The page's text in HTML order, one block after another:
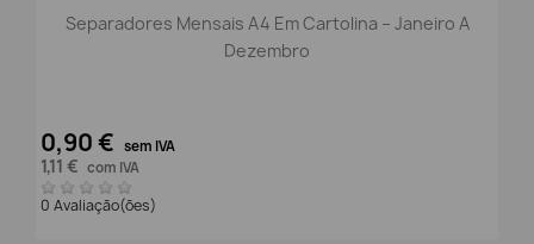
Separadores Mensais A4 Em Cartolina – Janeiro A
Dezembro
0,90 € sem IVA
1,11 € com IVA
0 Avaliação(ões)